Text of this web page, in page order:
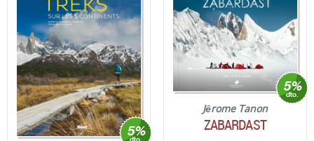
Jêrome Tanon
ZABARDAST